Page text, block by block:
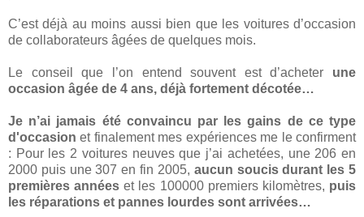
C’est déjà au moins aussi bien que les voitures d’occasion
de collaborateurs âgées de quelques mois.
Le conseil que l’on entend souvent est d’acheter une
occasion âgée de 4 ans, déjà fortement décotée…
Je n’ai jamais été convaincu par les gains de ce type
d'occasion et finalement mes expériences me le confirment
: Pour les 2 voitures neuves que j’ai achetées, une 206 en
2000 puis une 307 en fin 2005, aucun soucis durant les 5
premières années et les 100000 premiers kilomètres, puis
les réparations et pannes lourdes sont arrivées…